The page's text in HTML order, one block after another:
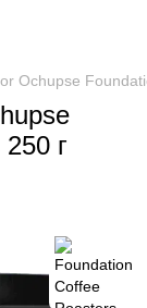
Ochupse
г